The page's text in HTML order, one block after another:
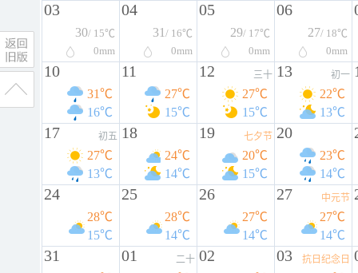
03
30/ 15℃
0mm
04
31 / 16℃
0mm
05
29/ 17℃
0mm
06
27/ 18℃
0mm
10
31℃
16℃
11
27℃
15℃
12 三十
27℃
15℃
13 初一
22℃
13℃
17 初五
27℃
13℃
18
24℃
14℃
19 七夕节
20℃
15℃
20
23℃
14℃
24
28℃
15℃
25
28℃
14℃
26
27℃
14℃
27 中元节
27℃
14℃
31 01 二十 02 03 抗日纪念日